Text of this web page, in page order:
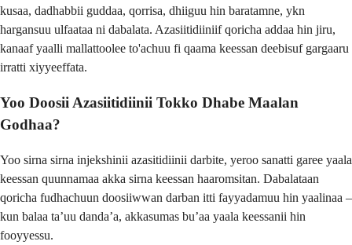
kusaa, dadhabbii guddaa, qorrisa, dhiiguu hin baratamne, ykn
hargansuu ulfaataa ni dabalata. Azasiitidiiniif qoricha addaa hin jiru,
kanaaf yaalli mallattoolee to'achuu fi qaama keessan deebisuf gargaaru
irratti xiyyeeffata.
Yoo Doosii Azasiitidiinii Tokko Dhabe Maalan
Godhaa?
Yoo sirna sirna injekshinii azasitidiinii darbite, yeroo sanatti garee yaala
keessan quunnamaa akka sirna keessan haaromsitan. Dabalataan
qoricha fudhachuun doosiiwwan darban itti fayyadamuu hin yaalinaa –
kun balaa ta’uu danda’a, akkasumas bu’aa yaala keessanii hin
fooyyessu.